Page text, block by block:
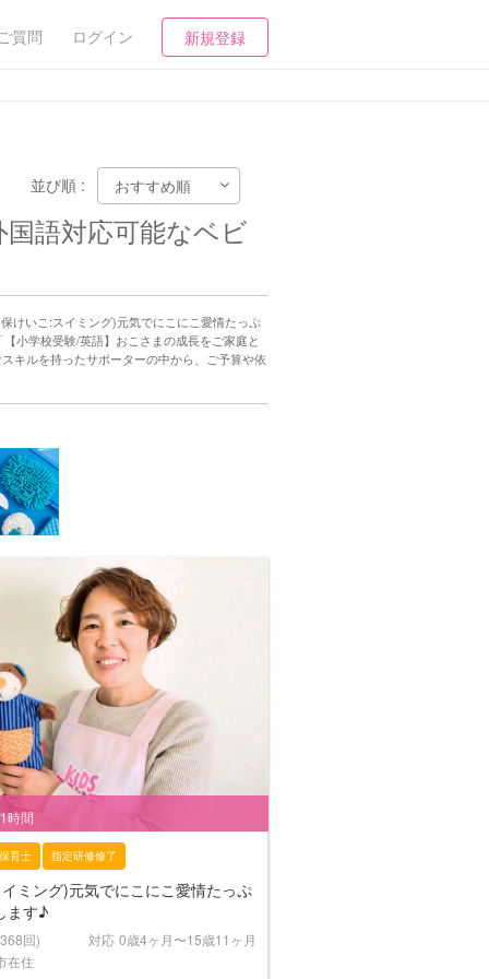
質問 ログイン 新規登録
並び順 :
語対応可能なベビ
けいこ:スイミング)元気でにこにこ愛情たっぷ
小学校受験/英語】おこさまの成長をご家庭と
キルを持ったサポーターの中から、ご予算や依
時間
育士 指定研修修了
ミング)元気でにこにこ愛情たっぷ
ます♪
回) 対応 0歳4ヶ月〜15歳11ヶ月
在住